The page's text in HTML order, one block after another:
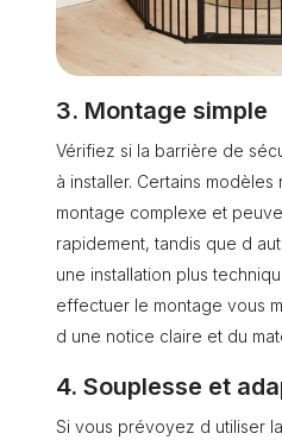
3. Montage simple
Vérifiez si la barrière de
à installer. Certains
montage complexe et
rapidement, tandis que d
une installation plus
effectuer le montage vous
d une notice claire et du
4. Souplesse et
Si vous prévoyez d utiliser la